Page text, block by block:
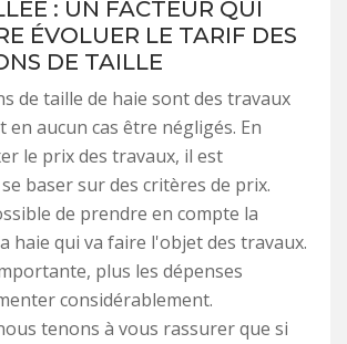
: UN FACTEUR QUI
ÉVOLUER LE TARIF DES
DE TAILLE
de taille de haie sont des travaux
en aucun cas être négligés. En
le prix des travaux, il est
baser sur des critères de prix.
de prendre en compte la
haie qui va faire l'objet des travaux.
plus les dépenses
considérablement.
tenons à vous rassurer que si